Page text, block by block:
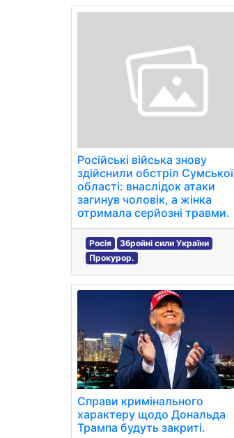
Російські війська знову
здійснили обстріл Сумської
області: внаслідок атаки
загинув чоловік, а жінка
отримала серйозні травми.
Росія
Збройні сили України
Прокурор.
Справи кримінального
характеру щодо Дональда
Трампа будуть закриті.